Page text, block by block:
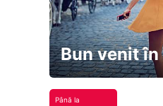
Bun venit
Până la